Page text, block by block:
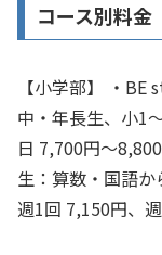
コース別料金
【小学部】 ・
中・年長生、小1
日 7,700円～
生：算数・国語か
週1回 7,150円、